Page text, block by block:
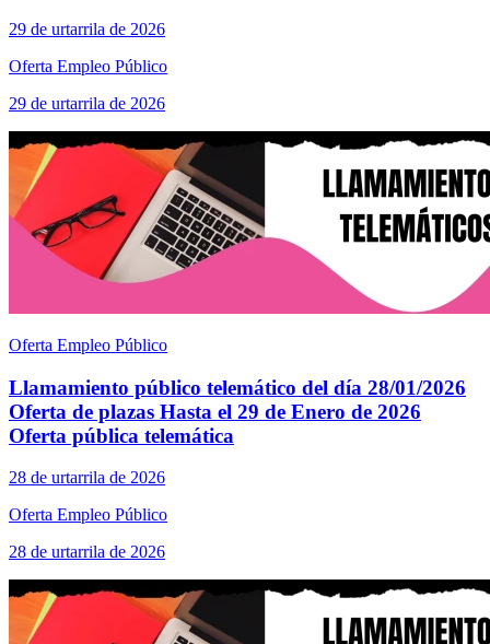
29 de urtarrila de 2026
Oferta Empleo Público
29 de urtarrila de 2026
Oferta Empleo Público
Llamamiento público telemático del día 28/01/2026
Oferta de plazas Hasta el 29 de Enero de 2026
Oferta pública telemática
28 de urtarrila de 2026
Oferta Empleo Público
28 de urtarrila de 2026